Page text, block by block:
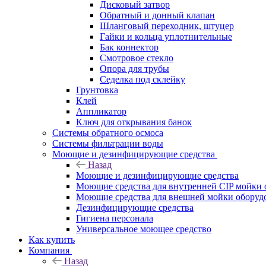
Дисковый затвор
Обратный и донный клапан
Шланговый переходник, штуцер
Гайки и кольца уплотнительные
Бак коннектор
Смотровое стекло
Опора для трубы
Седелка под склейку
Грунтовка
Клей
Аппликатор
Ключ для открывания банок
Системы обратного осмоса
Системы фильтрации воды
Моющие и дезинфицирующие средства
Назад
Моющие и дезинфицирующие средства
Моющие средства для внутренней CIP мойки
Моющие средства для внешней мойки
Дезинфицирующие средства
Гигиена персонала
Универсальное моющее средство
Как купить
Компания
Назад